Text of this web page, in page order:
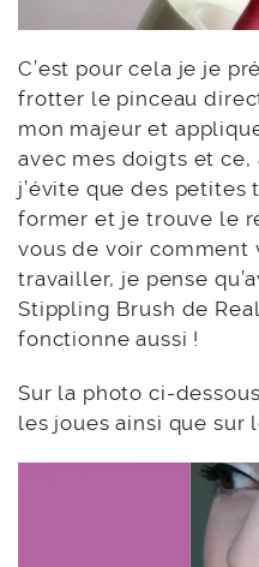
C’est pour cela je je
frotter le pinceau
mon majeur et
avec mes doigts et ce,
j’évite que des petites
former et je trouve le
vous de voir comment
travailler, je pense
Stippling Brush de
fonctionne aussi !
Sur la photo ci-
les joues ainsi que sur